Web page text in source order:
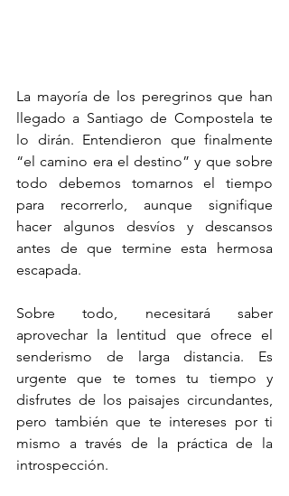
​La mayoría de los peregrinos que han
llegado a Santiago de Compostela te
lo dirán. Entendieron que finalmente
“el camino era el destino” y que sobre
todo debemos tomarnos el tiempo
para recorrerlo, aunque signifique
hacer algunos desvíos y descansos
antes de que termine esta hermosa
escapada.
Sobre todo, necesitará saber
aprovechar la lentitud que ofrece el
senderismo de larga distancia. Es
urgente que te tomes tu tiempo y
disfrutes de los paisajes circundantes,
pero también que te intereses por ti
mismo a través de la práctica de la
introspección.